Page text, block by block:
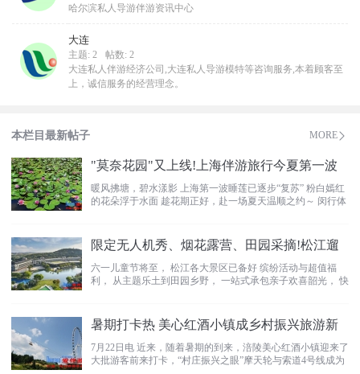
哈尔滨私人导游伴游资讯中心
大连
主题: 2
帖数: 2
大连私人伴游经济公司,大连私人导游模特等咨询服务,本着顾客至
上，诚信服务的经营理念。
本栏目最新帖子 MORE
"莫奈花园"又上线!上海伴游旅行今夏第一波
暖风拂塘，碧水漾影 上海第一波睡莲已逐步“复苏” 粉白嫣红
的花朵浮于水面 趁花期正好，赴一场夏天温顺之约～ 闵行体
限定无人机秀、烟花露营、田园采摘!松江遛
六一儿童节将至， 松江各大景区已备好 缤纷活动与超值福
利， 从主题乐土到田园乡野， 一站式承包亲子欢喜韶光， 快
暑期打卡热 美心红酒小镇成乡村振兴旅游新
7月22日电 近来，随着暑期的到来，涪陵美心红酒小镇迎来了
大批游客前来打卡，“村庄振兴之眼”摩天轮与索道4号线成为